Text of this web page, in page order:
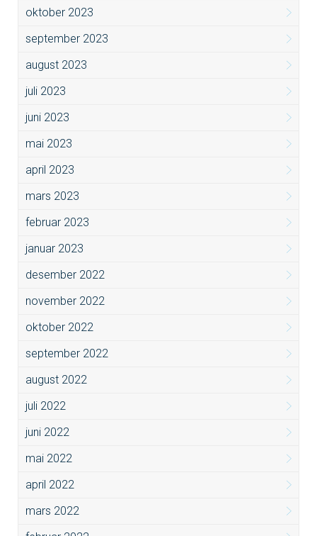
oktober 2023
september 2023
august 2023
juli 2023
juni 2023
mai 2023
april 2023
mars 2023
februar 2023
januar 2023
desember 2022
november 2022
oktober 2022
september 2022
august 2022
juli 2022
juni 2022
mai 2022
april 2022
mars 2022